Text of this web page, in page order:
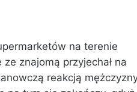
na terenie
znajomą przyjechał na
reakcją